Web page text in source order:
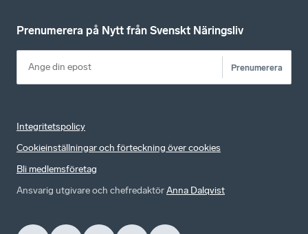
Prenumerera på Nytt från Svenskt Näringsliv
Prenumerera
Integritetspolicy
Cookieinställningar och förteckning över cookies
Bli medlemsföretag
Ansvarig utgivare och chefredaktörAnna Dalqvist